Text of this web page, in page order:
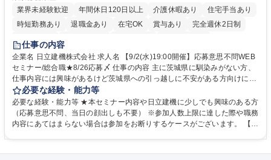
業界未経験歓迎
年間休日120日以上 介護休暇あり
住宅手当あり
時短勤務あり
退職金あり 在宅OK 賞与あり
完全週休2日制
交通費支給
仕事の内容
企業名 日立建機株式会社 求人名 【9/2(水)19:00開催】応募意思不問WEB
セミナー/総合職★8/26応募〆 仕事の内容 主に茨城県に馴染みがない方、
仕事内容には興味があるけど茨城県への引っ越しに不安がある方向けに、
地域情報を中心としたWEBセミナーを実施します。地域情報、福利厚生情
報等をお伝えします。 【セミナー内容】■地域説明、周辺施設情報を中心
にお伝えし、住宅相場や実際に社員がどの地域に住んでどのような生活を
しているのかについてもお伝えします。日立建機には借上げ部屋制度、住
参加時のお顔出しも不要です。ぜひ、お気軽にエントリーください。 募集
必要な経験・能力等
必要な経験・能力等 ★本セミナー内容や日立建機に少しでも興味のある方
（応募意思不問、当日の顔出しも不要） ※参加人数上限に達した際や職務
内容にあてはまらない場合は参加をお断りするケースがございます。 【主